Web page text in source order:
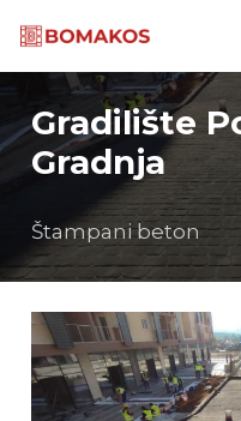
Gradilište
Gradnja
Štampani beton